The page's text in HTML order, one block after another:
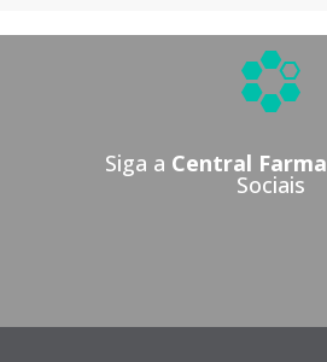
Siga a Central Farma
Sociais